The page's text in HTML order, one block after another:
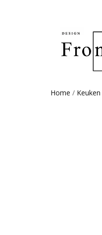
Home / Keuken